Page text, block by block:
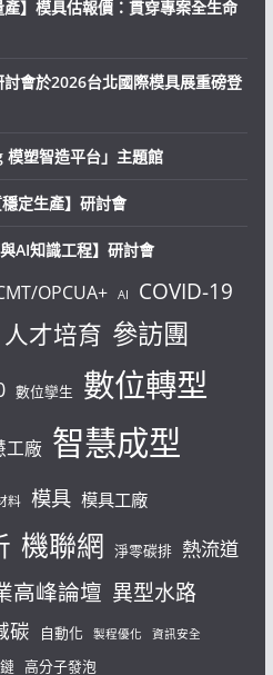
產】模具估報價：貫穿專案全生命
會於2026台北國際模具展重磅登
塑智造平台」主題館
定生產】研討會
AI知識工程】研討會
OPCUA+ AI COVID-19
人才培育 參訪團
數位孿生 數位轉型
工廠 智慧成型
料 模具 模具工廠
機聯網 淨零碳排 熱流道
高峰論壇 異型水路
碳 自動化 製程優化 資訊安全
高分子發泡